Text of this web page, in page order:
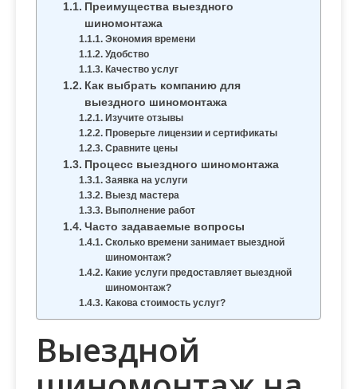
Преимущества выездного
шиномонтажа
Экономия времени
Удобство
Качество услуг
Как выбрать компанию для
выездного шиномонтажа
Изучите отзывы
Проверьте лицензии и сертификаты
Сравните цены
Процесс выездного шиномонтажа
Заявка на услуги
Выезд мастера
Выполнение работ
Часто задаваемые вопросы
Сколько времени занимает выездной
шиномонтаж?
Какие услуги предоставляет выездной
шиномонтаж?
Какова стоимость услуг?
Выездной